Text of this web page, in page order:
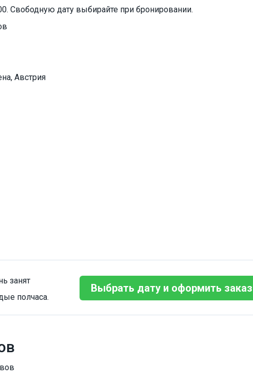
Свободную дату выбирайте при бронировании.
Австрия
занят
полчаса.
Выбрать дату и оформить заказ